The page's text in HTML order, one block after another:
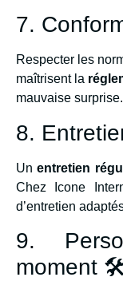
7.
Respecter les
maîtrisent la
mauvaise
8.
Unentretien
Chez Icone
d’entretien
9.
moment